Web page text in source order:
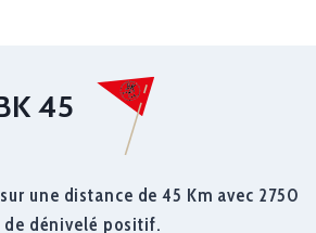
45
une distance de 45 Km avec 2750
de dénivelé positif.